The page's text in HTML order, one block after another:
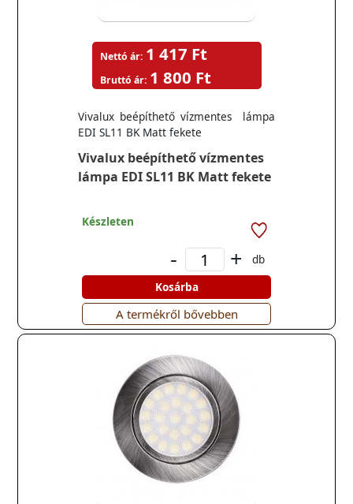
Vivalux beépíthető vízmentes
lámpa EDI SL11 BK Matt fekete
Vivalux beépíthető vízmentes lámpa
EDI SL11 BK Matt fekete
Nettó ár: 1 417 Ft
Bruttó ár: 1 800 Ft
Készleten
- +
db
Kosárba
A termékről bővebben